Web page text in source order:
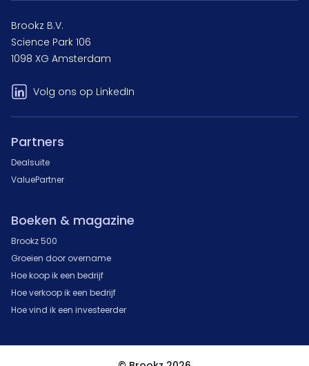
Brookz B.V.
Science Park 106
1098 XG Amsterdam
Volg ons op LinkedIn
Partners
Dealsuite
ValuePartner
Boeken & magazine
Brookz 500
Groeien door overname
Hoe koop ik een bedrijf
Hoe verkoop ik een bedrijf
Hoe vind ik een investeerder